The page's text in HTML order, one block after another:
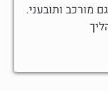
מורכב ותובעני.